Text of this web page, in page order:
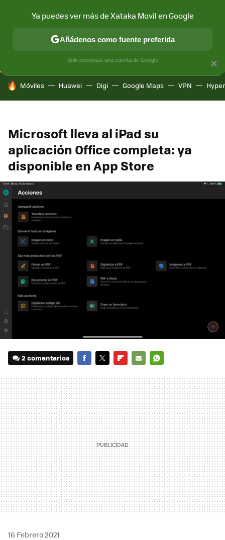
CONECTIVIDAD MÓVIL Y SOCIEDAD APLICACIONES
HOY SE HABLA DE
Móviles Huawei Digi Google Maps VPN
Microsoft lleva al iPad su
aplicación Office completa: ya
disponible en App Store
2 comentarios
MAIL
16 Febrero 2021
×
Ya puedes ver más de Xataka Movil en Google
Añádenos como fuente preferida
Solo necesitas una cuenta de Google